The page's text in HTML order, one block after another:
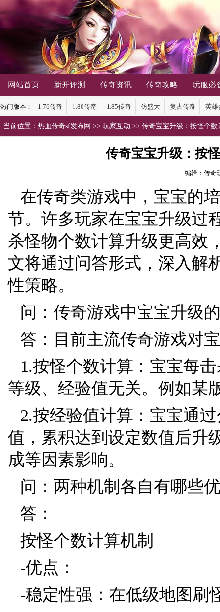
网站首页 新开评测 传奇资讯 传奇攻略 玩服必
热门版本： 1.76传奇 1.80传奇 1.85传奇 仿盛大 复古传奇 英雄
当前位置： 热血传奇sf发布网 >> 玩家互动 >> 传奇宝宝升级：按怪个
传奇宝宝升级：按
编辑：传奇
在传奇类游戏中， 宝宝的
节。许多玩家在宝宝升级过
杀怪物个数计算升级更高效
文将通过问答形式，深入解
性策略。
问：传奇游戏中宝宝升级
答：目前主流传奇游戏对
1.按怪个数计算：宝宝每
等级、经验值无关。例如某
2.按经验值计算：宝宝通
值，累积达到设定数值后升
成等因素影响。
问：两种机制各自有哪些
答：
按怪个数计算机制
-优点：
-稳定性强：在低级地图刷